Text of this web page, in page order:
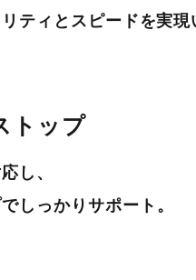
ティとスピードを実現
トップ
し、
しっかりサポート。